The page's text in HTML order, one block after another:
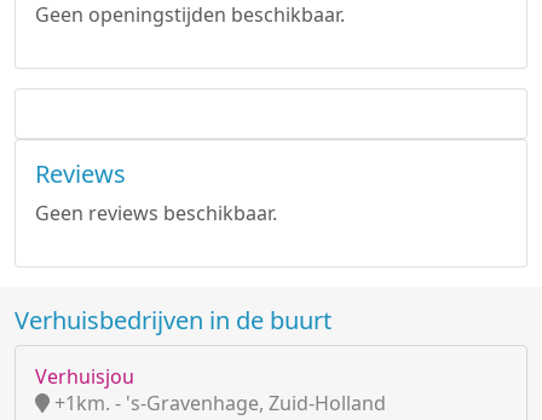
Geen openingstijden beschikbaar.
Reviews
Geen reviews beschikbaar.
Verhuisbedrijven in de buurt
Verhuisjou
+1km. - 's-Gravenhage, Zuid-Holland